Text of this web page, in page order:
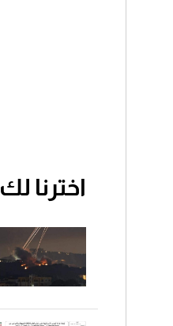
اخترنا لك